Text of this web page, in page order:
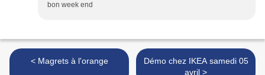
bon week end
< Magrets à l'orange
Démo chez IKEA samedi 05
avril >